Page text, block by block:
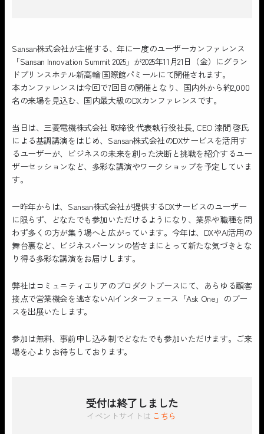
Sansan株式会社が主催する、年に一度のユーザーカンファレンス
「Sansan Innovation Summit 2025」が2025年11月21日（金）にグラン
ドプリンスホテル新高輪 国際館パミールにて開催されます。
本カンファレンスは今回で7回目の開催となり、国内外から約2,000
名の来場を見込む、国内最大級のDXカンファレンスです。
当日は、三菱電機株式会社 取締役 代表執行役社長, CEO 漆間 啓氏
による基調講演をはじめ、Sansan株式会社のDXサービスを活用す
るユーザーが、ビジネスの未来を創った決断と挑戦を紹介するユー
ザーセッションなど、多彩な講演やワークショップを予定していま
す。
一昨年からは、Sansan株式会社が提供するDXサービスのユーザー
に限らず、どなたでも参加いただけるようになり、業界や職種を問
わず多くの方が集う場へと広がっています。今年は、DXやAI活用の
舞台裏など、ビジネスパーソンの皆さまにとって新たな気づきとな
り得る多彩な講演をお届けします。
弊社はコミュニティエリアのプロダクトブースにて、あらゆる顧客
接点で営業機会を逃さないAIインターフェース「Ask One」のブー
スを出展いたします。
参加は無料、事前申し込み制でどなたでも参加いただけます。ご来
場を心よりお待ちしております。
受付は終了しました
イベントサイトは こちら